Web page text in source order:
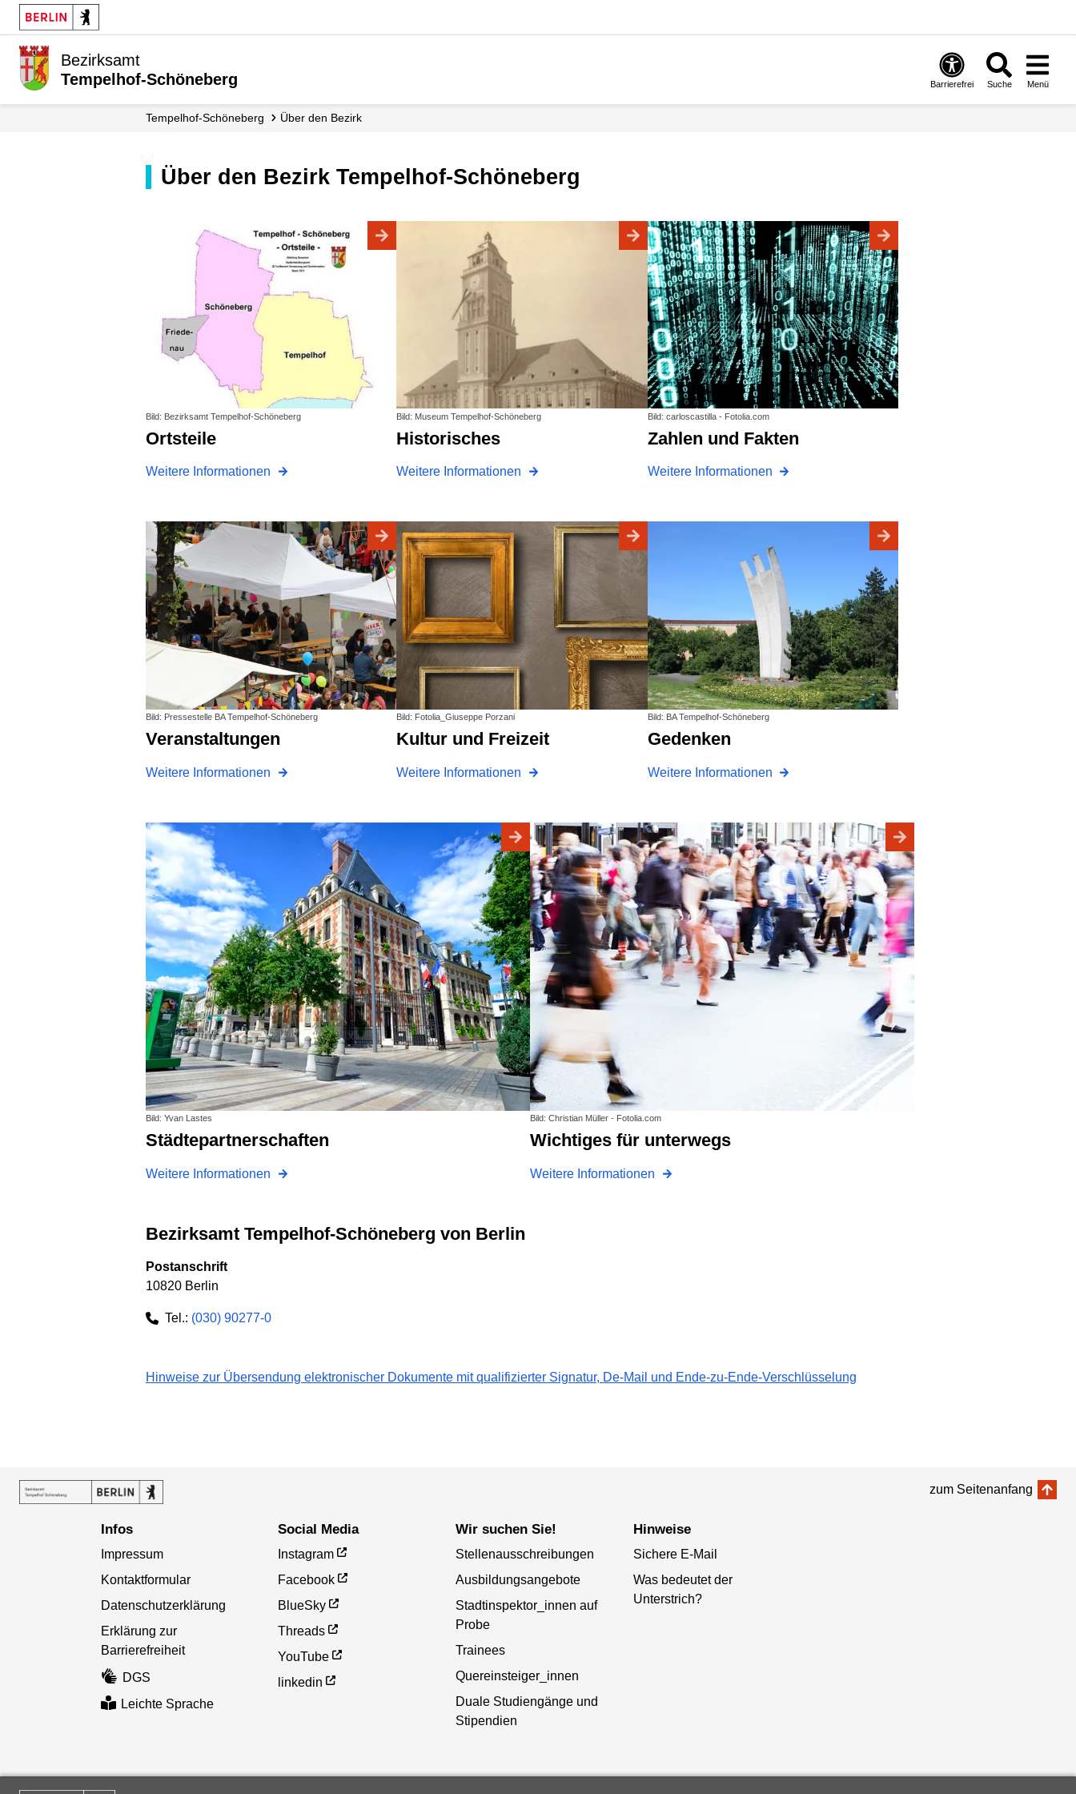
Bezirksamt
Tempelhof-Schöneberg
Barrierefrei Suche Menü
Tempelhof-Schöneberg Über den Bezirk
Über den Bezirk Tempelhof-Schöneberg
Bild: Bezirksamt Tempelhof-Schöneberg
Ortsteile
Weitere Informationen
Bild: Museum Tempelhof-Schöneberg
Historisches
Weitere Informationen
Bild: carloscastilla - Fotolia.com
Zahlen und Fakten
Weitere Informationen
Bild: Pressestelle BA Tempelhof-Schöneberg
Veranstaltungen
Weitere Informationen
Bild: Fotolia_Giuseppe Porzani
Kultur und Freizeit
Weitere Informationen
Bild: BA Tempelhof-Schöneberg
Gedenken
Weitere Informationen
Bild: Yvan Lastes
Städtepartnerschaften
Weitere Informationen
Bild: Christian Müller - Fotolia.com
Wichtiges für unterwegs
Weitere Informationen
Bezirksamt Tempelhof-Schöneberg von Berlin
Postanschrift
10820 Berlin
Tel.: (030) 90277-0
Hinweise zur Übersendung elektronischer Dokumente mit qualifizierter Signatur, De-Mail und Ende-zu-Ende-Verschlüsselung
zum Seitenanfang
Infos
Impressum
Kontaktformular
Datenschutzerklärung
Erklärung zur
Barrierefreiheit
DGS
Leichte Sprache
Social Media
Instagram
Facebook
BlueSky
Threads
YouTube
linkedin
Wir suchen Sie!
Stellenausschreibungen
Ausbildungsangebote
Stadtinspektor_innen auf
Probe
Trainees
Quereinsteiger_innen
Duale Studiengänge und
Stipendien
Hinweise
Sichere E-Mail
Was bedeutet der
Unterstrich?